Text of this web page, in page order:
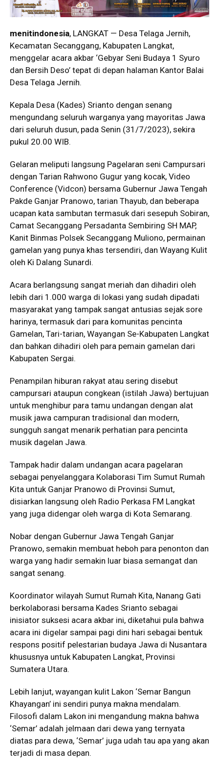
menitindonesia, LANGKAT — Desa Telaga Jernih,
Kecamatan Secanggang, Kabupaten Langkat,
menggelar acara akbar ‘Gebyar Seni Budaya 1 Syuro
dan Bersih Deso’ tepat di depan halaman Kantor Balai
Desa Telaga Jernih.
Kepala Desa (Kades) Srianto dengan senang
mengundang seluruh warganya yang mayoritas Jawa
dari seluruh dusun, pada Senin (31/7/2023), sekira
pukul 20.00 WIB.
Gelaran meliputi langsung Pagelaran seni Campursari
dengan Tarian Rahwono Gugur yang kocak, Video
Conference (Vidcon) bersama Gubernur Jawa Tengah
Pakde Ganjar Pranowo, tarian Thayub, dan beberapa
ucapan kata sambutan termasuk dari sesepuh Sobiran,
Camat Secanggang Persadanta Sembiring SH MAP,
Kanit Binmas Polsek Secanggang Muliono, permainan
gamelan yang punya khas tersendiri, dan Wayang Kulit
oleh Ki Dalang Sunardi.
Acara berlangsung sangat meriah dan dihadiri oleh
lebih dari 1.000 warga di lokasi yang sudah dipadati
masyarakat yang tampak sangat antusias sejak sore
harinya, termasuk dari para komunitas pencinta
Gamelan, Tari-tarian, Wayangan Se-Kabupaten Langkat
dan bahkan dihadiri oleh para pemain gamelan dari
Kabupaten Sergai.
Penampilan hiburan rakyat atau sering disebut
campursari ataupun congkean (istilah Jawa) bertujuan
untuk menghibur para tamu undangan dengan alat
musik jawa campuran tradisional dan modern,
sungguh sangat menarik perhatian para pencinta
musik dagelan Jawa.
Tampak hadir dalam undangan acara pagelaran
sebagai penyelanggara Kolaborasi Tim Sumut Rumah
Kita untuk Ganjar Pranowo di Provinsi Sumut,
disiarkan langsung oleh Radio Perkasa FM Langkat
yang juga didengar oleh warga di Kota Semarang.
Nobar dengan Gubernur Jawa Tengah Ganjar
Pranowo, semakin membuat heboh para penonton dan
warga yang hadir semakin luar biasa semangat dan
sangat senang.
Koordinator wilayah Sumut Rumah Kita, Nanang Gati
berkolaborasi bersama Kades Srianto sebagai
inisiator suksesi acara akbar ini, diketahui pula bahwa
acara ini digelar sampai pagi dini hari sebagai bentuk
respons positif pelestarian budaya Jawa di Nusantara
khususnya untuk Kabupaten Langkat, Provinsi
Sumatera Utara.
Lebih lanjut, wayangan kulit Lakon ‘Semar Bangun
Khayangan’ ini sendiri punya makna mendalam.
Filosofi dalam Lakon ini mengandung makna bahwa
‘Semar’ adalah jelmaan dari dewa yang ternyata
diatas para dewa, ‘Semar’ juga udah tau apa yang akan
terjadi di masa depan.